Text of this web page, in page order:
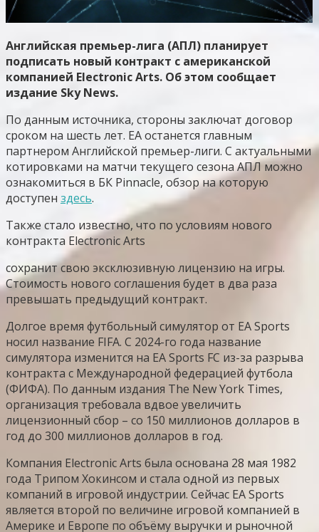
Английская премьер-лига (АПЛ) планирует
подписать новый контракт с американской
компанией Electronic Arts. Об этом сообщает
издание Sky News.
По данным источника, стороны заключат договор
сроком на шесть лет. EA останется главным
партнером Английской премьер-лиги. С актуальными
котировками на матчи текущего сезона АПЛ можно
ознакомиться в БК Pinnacle, обзор на которую
доступен здесь.
Также стало известно, что по условиям нового
контракта Electronic Arts
сохранит свою эксклюзивную лицензию на игры.
Стоимость нового соглашения будет в два раза
превышать предыдущий контракт.
Долгое время футбольный симулятор от EA Sports
носил название FIFA. C 2024-го года название
симулятора изменится на EA Sports FC из-за разрыва
контракта с Международной федерацией футбола
(ФИФА). По данным издания The New York Times,
организация требовала вдвое увеличить
лицензионный сбор – со 150 миллионов долларов в
год до 300 миллионов долларов в год.
Компания Electronic Arts была основана 28 мая 1982
года Трипом Хокинсом и стала одной из первых
компаний в игровой индустрии. Сейчас ЕА Sports
является второй по величине игровой компанией в
Америке и Европе по объёму выручки и рыночной